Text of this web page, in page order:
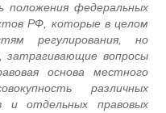
положения федеральных
РФ, которые в целом
регулирования, но
вопросы
основа местного
различных
и отдельных правовых